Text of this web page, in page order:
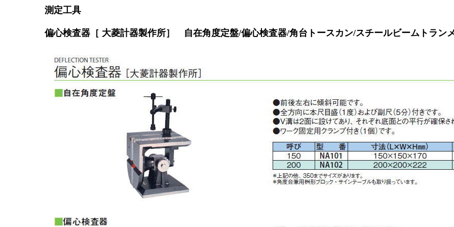
測定工具
偏心検査器［ 大菱計器製作所］ 自在角度定盤/偏心検査器/角台トースカン/スチールビームトラン